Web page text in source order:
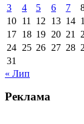
3
4 5 6 7
10 11 12 13 14
17 18 19 20 21
24 25 26 27 28
31
« Лип
Реклама